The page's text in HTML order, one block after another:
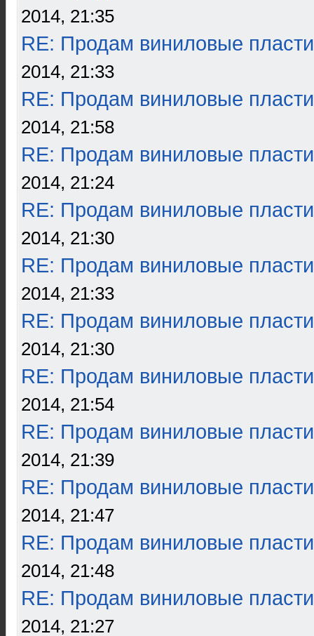
2014, 21:35
RE: Продам виниловые
2014, 21:33
RE: Продам виниловые
2014, 21:58
RE: Продам виниловые
2014, 21:24
RE: Продам виниловые
2014, 21:30
RE: Продам виниловые
2014, 21:33
RE: Продам виниловые
2014, 21:30
RE: Продам виниловые
2014, 21:54
RE: Продам виниловые
2014, 21:39
RE: Продам виниловые
2014, 21:47
RE: Продам виниловые
2014, 21:48
RE: Продам виниловые
2014, 21:27